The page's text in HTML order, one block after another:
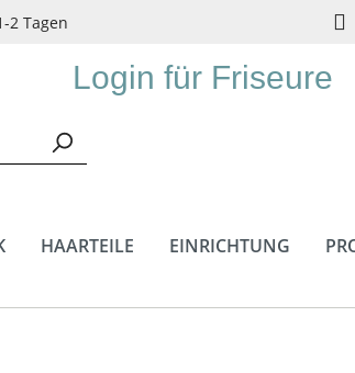
2 Tagen
Login für Friseure
HAARTEILE EINRICHTUNG